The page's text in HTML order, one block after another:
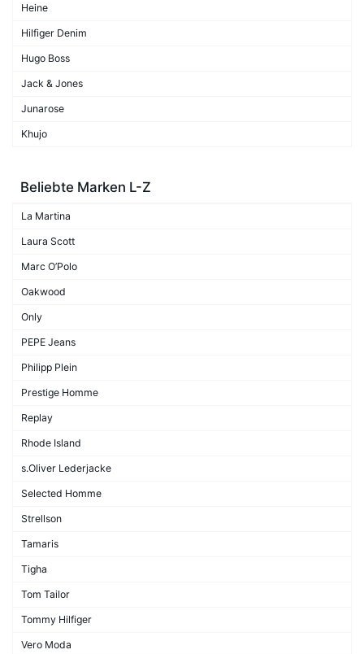
Heine
Hilfiger Denim
Hugo Boss
Jack & Jones
Junarose
Khujo
Beliebte Marken L-Z
La Martina
Laura Scott
Marc O’Polo
Oakwood
Only
PEPE Jeans
Philipp Plein
Prestige Homme
Replay
Rhode Island
s.Oliver Lederjacke
Selected Homme
Strellson
Tamaris
Tigha
Tom Tailor
Tommy Hilfiger
Vero Moda